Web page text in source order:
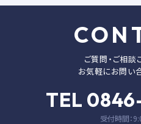
ご質問・ご相談
お気軽にお問い
TEL
受付時間：